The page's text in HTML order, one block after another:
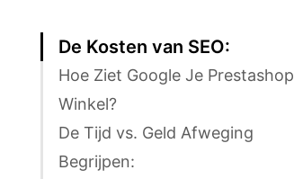
De Kosten van SEO:
Hoe Ziet Google Je Prestashop
Winkel?
De Tijd vs. Geld Afweging
Begrijpen: